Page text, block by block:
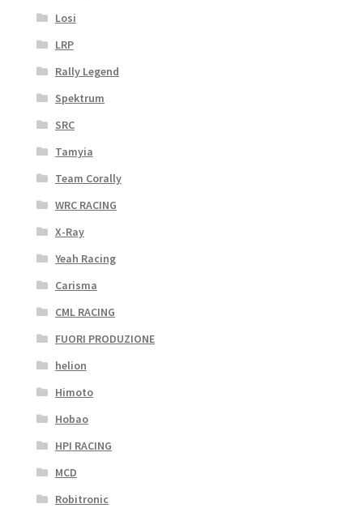
Losi
LRP
Rally Legend
Spektrum
SRC
Tamyia
Team Corally
WRC RACING
X-Ray
Yeah Racing
Carisma
CML RACING
FUORI PRODUZIONE
helion
Himoto
Hobao
HPI RACING
MCD
Robitronic